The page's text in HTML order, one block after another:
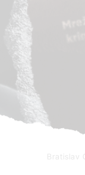
Bratislav